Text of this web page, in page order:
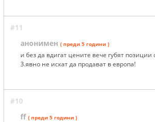
#11
анонимен ( преди 5 години )
и без да вдигат цените вече губят
3.явно не искат да продават в европа!
#10
ff ( преди 5 години )